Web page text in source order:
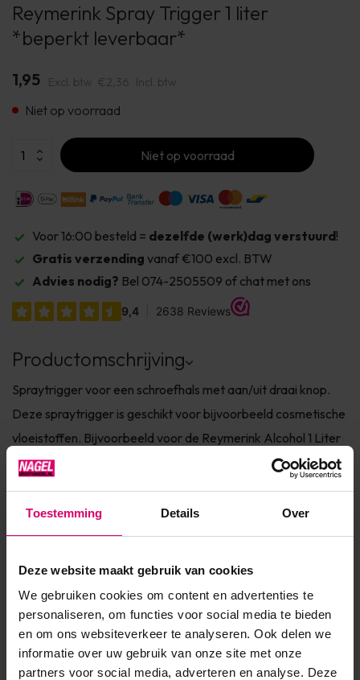
Toestemming Details Over
Deze website maakt gebruik van cookies
We gebruiken cookies om content en advertenties te
personaliseren, om functies voor social media te bieden
en om ons websiteverkeer te analyseren. Ook delen we
informatie over uw gebruik van onze site met onze
partners voor social media, adverteren en analyse. Deze
Reymerink Spray Trigger 1 liter
*beperkt leverbaar*
1,95 Excl. btw €2,36 Incl. btw
Niet op voorraad
Niet op voorraad
Voor 16:00 besteld = dezelfde (werk)dag verstuurd!
Gratis verzending vanaf €100 excl. BTW
Advies nodig? Bel 074-2505509 of chat met ons
Productomschrijving
Spraytrigger voor een schroefhals met aan/uit draai knop.
Deze spraytrigger is geschikt voor bijvoorbeeld cosmetische
vloeistoffen. Bijvoorbeeld voor de Reymerink Alcohol 1 Liter
70% of 80%, zodat je direct deze verpakking als spray kunt
Artikelnummer 45919
591241